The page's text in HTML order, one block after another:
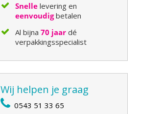
Snelle levering en
eenvoudigbetalen
Al bijna70 jaar dé
verpakkingsspecialist
Wij helpen je graag
0543 51 33 65